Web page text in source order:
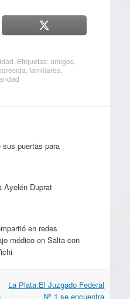
. Etiquetas:amigos,
familiares,
sus puertas para
Ayelén Duprat
en redes
médico en Salta con
La Plata:El Juzgado Federal
Nº 1 se encuentra